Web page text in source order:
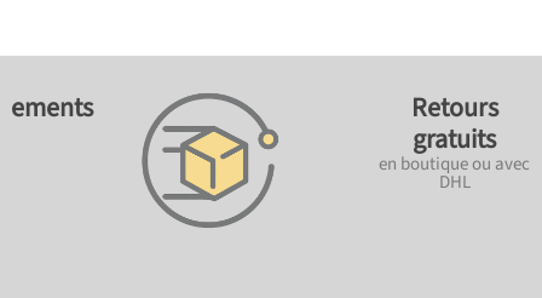
Retours
gratuits
en boutique ou avec
DHL